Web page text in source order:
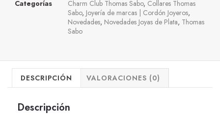
Categorías Charm Club Thomas Sabo, Collares Thomas
Sabo, Joyería de marcas | Cordón Joyeros,
Novedades, Novedades Joyas de Plata, Thomas
Sabo
DESCRIPCIÓN VALORACIONES (0)
Descripción